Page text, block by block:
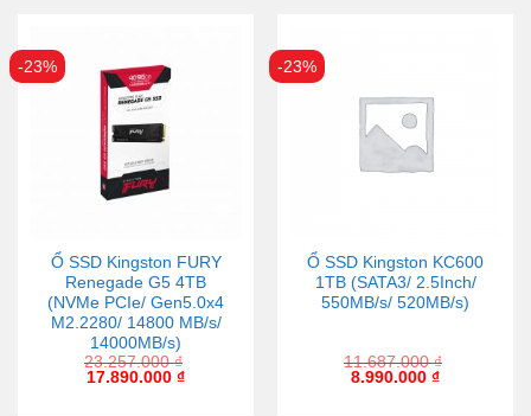
-23%
Ổ SSD Kingston FURY
Renegade G5 4TB
(NVMe PCIe/ Gen5.0x4
M2.2280/ 14800 MB/s/
14000MB/s)
23.257.000₫
17.890.000 ₫
-23%
Ổ SSD Kingston KC600
1TB (SATA3/ 2.5Inch/
550MB/s/ 520MB/s)
11.687.000₫
8.990.000 ₫